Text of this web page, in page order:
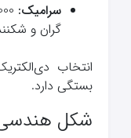
سرامیک:
گران و
انتخاب
بستگی دارد.
شکل